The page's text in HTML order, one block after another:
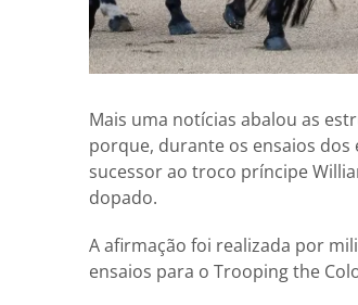
Mais uma notícias abalou as
porque, durante os ensaios dos
sucessor ao troco príncipe
dopado.
A afirmação foi realizada por
ensaios para o Trooping the